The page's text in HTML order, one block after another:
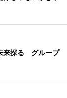
来探る グループ